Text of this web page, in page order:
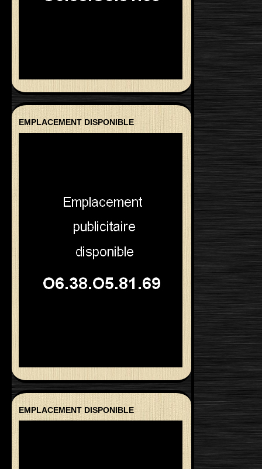
EMPLACEMENT DISPONIBLE
EMPLACEMENT DISPONIBLE